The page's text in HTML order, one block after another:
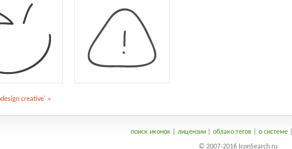
creative' »
поиск иконок| лицензии| облако тегов| о системе|
© 2007-2016 IconSearch.ru